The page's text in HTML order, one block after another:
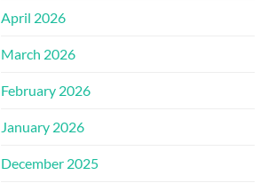
April 2026
March 2026
February 2026
January 2026
December 2025